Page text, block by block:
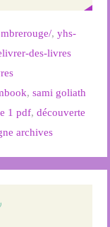
,yhs-
des-livres
,sami goliath
1 pdf,découverte
archives